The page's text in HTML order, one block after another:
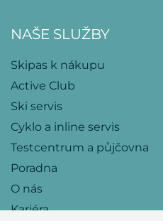
NAŠE SLUŽBY
Skipas k nákupu
Active Club
Ski servis
Cyklo a inline servis
Testcentrum a půjčovna
Poradna
O nás
Kariéra